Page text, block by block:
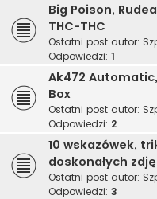
Big Poison,
THC-THC
Ostatni post autor:
Odpowiedzi: 1
Ak472
Box
Ostatni post autor:
Odpowiedzi: 2
10 wskazówek,
doskonałych
Ostatni post autor:
Odpowiedzi: 3